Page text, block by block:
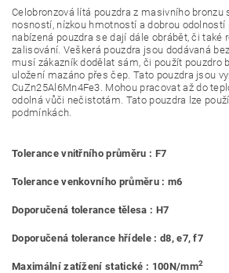
Celobronzová lítá pouzdra z masivního bronzu
nosností, nízkou hmotností a dobrou odolností
nabízená pouzdra se dají dále obrábět, či také
zalisování. Veškerá pouzdra jsou dodávaná
musí zákazník dodělat sám, či použít pouzdro
uložení mazáno přes čep. Tato pouzdra jsou
CuZn25Al6Mn4Fe3. Mohou pracovat až do
odolná vůči nečistotám. Tato pouzdra lze
podmínkách.
Tolerance vnitřního průměru : F7
Tolerance venkovního průměru : m6
Doporučená tolerance tělesa : H7
Doporučená tolerance hřídele : d8, e7, f7
Maximální zatížení statické : 100N/mm2